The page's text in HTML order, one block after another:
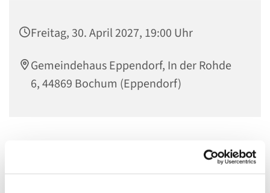
Freitag, 30. April 2027, 19:00 Uhr
Gemeindehaus Eppendorf, In der Rohde
6, 44869 Bochum (Eppendorf)